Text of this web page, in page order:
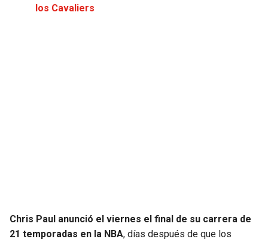
los Cavaliers
Chris Paul anunció el viernes el final de su carrera de
21 temporadas en la NBA, días después de que los